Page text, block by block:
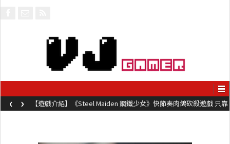
【遊戲介紹】《Steel Maiden 鋼鐵少女》快節奏肉鴿砍殺遊戲 只靠
兩鍵操作動作極致流暢試玩上架中
‹ ›